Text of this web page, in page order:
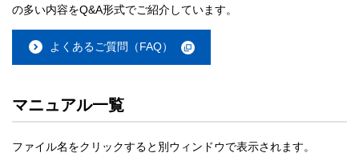
の多い内容をQ&A形式でご紹介しています。
よくあるご質問（FAQ）
マニュアル一覧
ファイル名をクリックすると別ウィンドウで表示されます。